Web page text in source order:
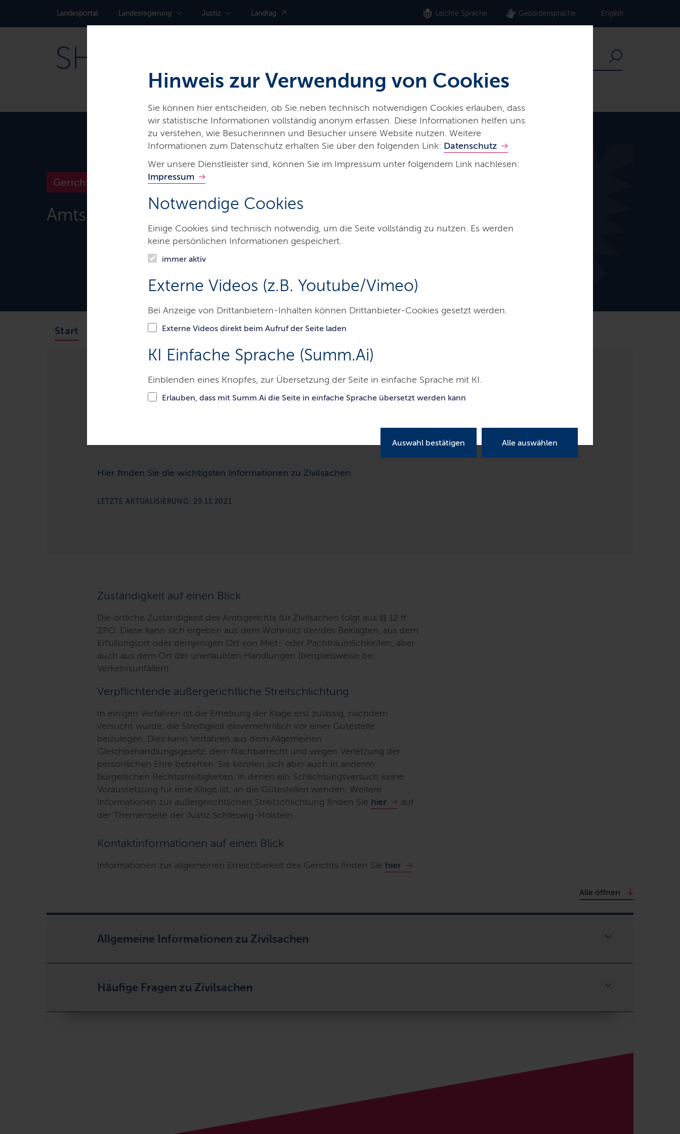
Hinweis zur Verwendung von Cookies
Sie können hier entscheiden, ob Sie neben technisch notwendigen Cookies erlauben, dass
wir statistische Informationen vollständig anonym erfassen. Diese Informationen helfen uns
zu verstehen, wie Besucherinnen und Besucher unsere Website nutzen. Weitere
Informationen zum Datenschutz erhalten Sie über den folgenden Link: Datenschutz
Wer unsere Dienstleister sind, können Sie im Impressum unter folgendem Link nachlesen:
Impressum
Notwendige Cookies
Einige Cookies sind technisch notwendig, um die Seite vollständig zu nutzen. Es werden
keine persönlichen Informationen gespeichert.
immer aktiv
Externe Videos (z.B. Youtube/Vimeo)
Bei Anzeige von Drittanbietern-Inhalten können Drittanbieter-Cookies gesetzt werden.
Externe Videos direkt beim Aufruf der Seite laden
KI Einfache Sprache (Summ.Ai)
Einblenden eines Knopfes, zur Übersetzung der Seite in einfache Sprache mit KI.
Erlauben, dass mit Summ.Ai die Seite in einfache Sprache übersetzt werden kann
Auswahl bestätigen Alle auswählen
Landes­portal Landes­regierung Justiz Landtag Leichte Sprache Gebärdensprache English
Amtsgericht Niebüll
Gerichte & Justizbehörden
Start Das Gericht Aufgaben Besucher & Service Ausbildung & Beruf
Gerichte & Justizbehörden Amtsgericht Niebuell Aufgaben Zivilsachen
Hier finden Sie die wichtigsten Informationen zu Zivilsachen.
LETZTE AKTUALISIERUNG: 29.11.2021
Zuständigkeit auf einen Blick
Die örtliche Zuständigkeit des Amtsgerichts für Zivilsachen folgt aus §§ 12 ff.
ZPO. Diese kann sich ergeben aus dem Wohnsitz der/des Beklagten, aus dem
Erfüllungsort oder demjenigen Ort von Miet- oder Pachträumlichkeiten, aber
auch aus dem Ort der unerlaubten Handlungen (beispielsweise bei
Verkehrsunfällen).
Verpflichtende außergerichtliche Streitschlichtung
In einigen Verfahren ist die Erhebung der Klage erst zulässig, nachdem
versucht wurde, die Streitigkeit einvernehmlich vor einer Gütestelle
beizulegen. Dies kann Verfahren aus dem Allgemeinen
Gleichbehandlungsgesetz, dem Nachbarrecht und wegen Verletzung der
persönlichen Ehre betreffen. Sie können sich aber auch in anderen
bürgerlichen Rechtsstreitigkeiten, in denen ein Schlichtungsversuch keine
Voraussetzung für eine Klage ist, an die Gütestellen wenden. Weitere
Informationen zur außergerichtlichen Streitschlichtung finden Sie hier
auf
der Themenseite der Justiz Schleswig-Holstein.
Kontaktinformationen auf einen Blick
Informationen zur allgemeinen Erreichbarkeit des Gerichts finden Sie hier .
Alle öffnen
Allgemeine Informationen zu Zivilsachen
Häufige Fragen zu Zivilsachen